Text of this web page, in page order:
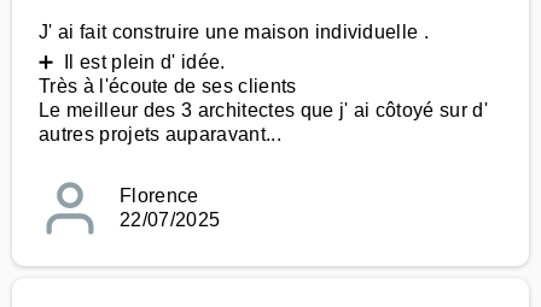
J' ai fait construire une maison individuelle .
➕ Il est plein d' idée.
Très à l'écoute de ses clients
Le meilleur des 3 architectes que j' ai côtoyé sur d'
autres projets auparavant...
Florence
22/07/2025